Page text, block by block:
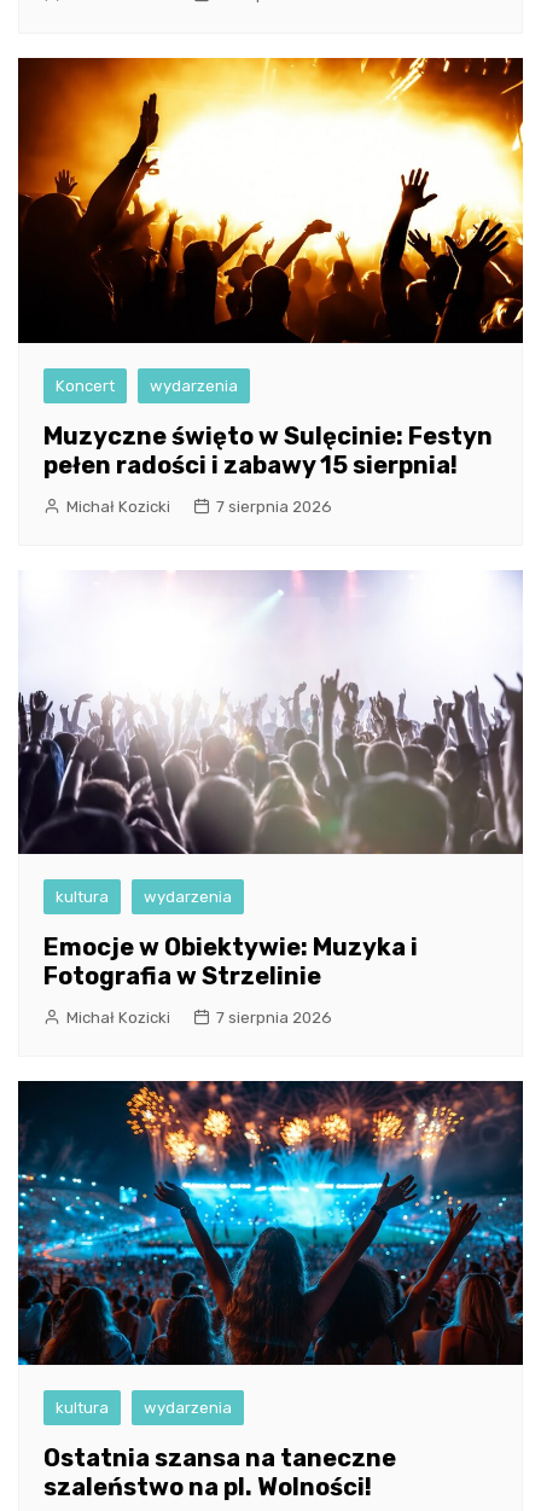
Koncert wydarzenia
Muzyczne święto w Sulęcinie: Festyn
pełen radości i zabawy 15 sierpnia!
Michał Kozicki 7 sierpnia 2026
kultura wydarzenia
Emocje w Obiektywie: Muzyka i
Fotografia w Strzelinie
Michał Kozicki 7 sierpnia 2026
kultura wydarzenia
Ostatnia szansa na taneczne
szaleństwo na pl. Wolności!